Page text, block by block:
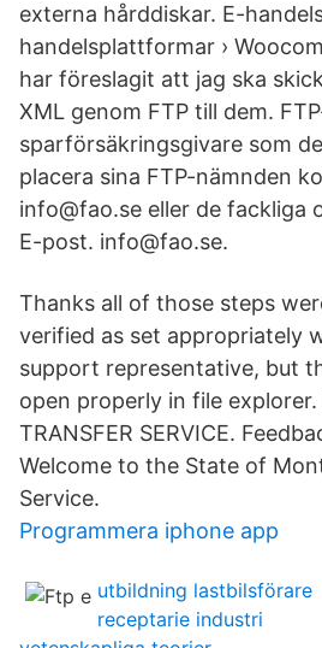
externa hårddiskar. E-
handelsplattformar ›
har föreslagit att jag ska
XML genom FTP till dem.
sparförsäkringsgivare som
placera sina FTP-nämnden
info@fao.se eller de fackliga
E-post. info@fao.se.
Thanks all of those steps
verified as set appropriately
support representative, but
open properly in file explorer.
TRANSFER SERVICE.
Welcome to the State of
Service.
Programmera iphone app
utbildning lastbilsförare
receptarie industri